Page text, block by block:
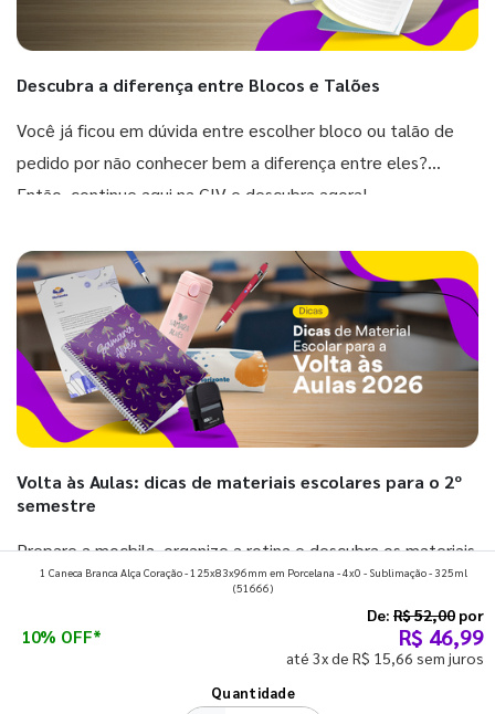
Descubra a diferença entre Blocos e Talões
Você já ficou em dúvida entre escolher bloco ou talão de
pedido por não conhecer bem a diferença entre eles?
Então, continue aqui na GIV e descubra agora!
Volta às Aulas: dicas de materiais escolares para o 2º
semestre
Prepare a mochila, organize a rotina e descubra os materiais
que fazem toda diferença para começar o segundo
1 Caneca Branca Alça Coração - 125x83x96mm em Porcelana - 4x0 - Sublimação - 325ml
(51666)
10% OFF*
De: R$ 52,00 por
R$ 46,99
até 3x de R$ 15,66 sem juros
Quantidade